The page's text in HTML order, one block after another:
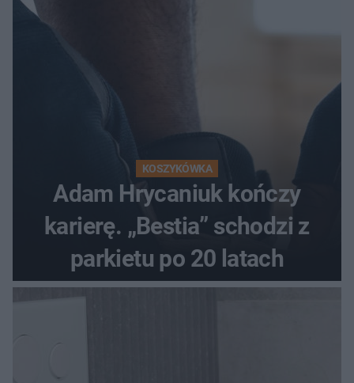
KOSZYKÓWKA
Adam Hrycaniuk kończy
karierę. „Bestia” schodzi z
parkietu po 20 latach